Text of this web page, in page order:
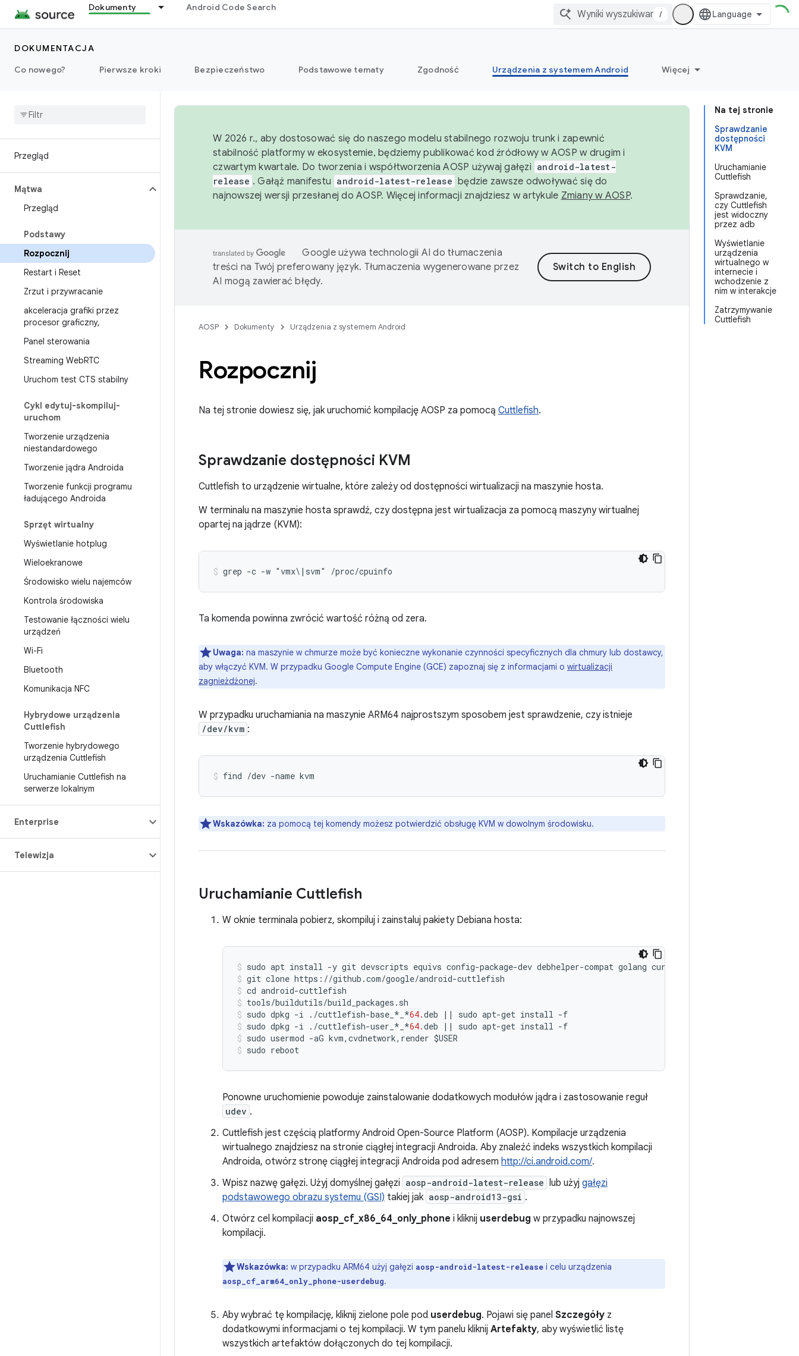
Dokumenty Android Code Search
/
DOKUMENTACJA
Co nowego?
Pierwsze kroki Bezpieczeństwo Podstawowe tematy Zgodność Urządzenia z systemem Android Więcej
Przegląd
Mątwa
Przegląd
Podstawy
Rozpocznij
Restart i Reset
Zrzut i przywracanie
akceleracja grafiki przez
procesor graficzny,
Panel sterowania
Streaming WebRTC
Uruchom test CTS stabilny
Cykl edytuj-skompiluj-
uruchom
Tworzenie urządzenia
niestandardowego
Tworzenie jądra Androida
Tworzenie funkcji programu
ładującego Androida
Sprzęt wirtualny
Wyświetlanie hotplug
Wieloekranowe
Środowisko wielu najemców
Kontrola środowiska
Testowanie łączności wielu
urządzeń
Wi-Fi
Bluetooth
Komunikacja NFC
Hybrydowe urządzenia
Cuttlefish
Tworzenie hybrydowego
urządzenia Cuttlefish
Uruchamianie Cuttlefish na
serwerze lokalnym
Enterprise
Telewizja
Na tej stronie
Sprawdzanie
dostępności
KVM
Uruchamianie
Cuttlefish
Sprawdzanie,
czy Cuttlefish
jest widoczny
przez adb
Wyświetlanie
urządzenia
wirtualnego w
internecie i
wchodzenie z
nim w interakcje
Zatrzymywanie
Cuttlefish
W 2026 r., aby dostosować się do naszego modelu stabilnego rozwoju trunk i zapewnić
stabilność platformy w ekosystemie, będziemy publikować kod źródłowy w AOSP w drugim i
czwartym kwartale. Do tworzenia i współtworzenia AOSP używaj gałęzi android-latest-
release . Gałąź manifestu android-latest-release będzie zawsze odwoływać się do
najnowszej wersji przesłanej do AOSP. Więcej informacji znajdziesz w artykule Zmiany w AOSP.
Google używa technologii AI do tłumaczenia
treści na Twój preferowany język. Tłumaczenia wygenerowane przez
AI mogą zawierać błędy.
AOSP Dokumenty Urządzenia z systemem Android
Rozpocznij
Na tej stronie dowiesz się, jak uruchomić kompilację AOSP za pomocą Cuttlefish.
Sprawdzanie dostępności KVM
Cuttlefish to urządzenie wirtualne, które zależy od dostępności wirtualizacji na maszynie hosta.
W terminalu na maszynie hosta sprawdź, czy dostępna jest wirtualizacja za pomocą maszyny wirtualnej
opartej na jądrze (KVM):
grep -c -w "vmx\|svm" /proc/cpuinfo
Ta komenda powinna zwrócić wartość różną od zera.
Uwaga: na maszynie w chmurze może być konieczne wykonanie czynności specyficznych dla chmury lub dostawcy,
aby włączyć KVM. W przypadku Google Compute Engine (GCE) zapoznaj się z informacjami o wirtualizacji
zagnieżdżonej.
W przypadku uruchamiania na maszynie ARM64 najprostszym sposobem jest sprawdzenie, czy istnieje
/dev/kvm :
find /dev -name kvm
Wskazówka: za pomocą tej komendy możesz potwierdzić obsługę KVM w dowolnym środowisku.
Uruchamianie Cuttlefish
W oknie terminala pobierz, skompiluj i zainstaluj pakiety Debiana hosta:
sudo apt install -y git devscripts equivs config-package-dev debhelper-compat golang curl
git clone https : //github .com/google/android-cuttlefish
cd android-cuttlefish
tools/buildutils/build_packages . sh
sudo dpkg -i ./cuttlefish-base_ * *64.deb || sudo apt-get install -f
sudo dpkg -i ./cuttlefish-user_ * *64.deb || sudo apt-get install -f
sudo usermod -aG kvm, cvdnetwork, render $USER
sudo reboot
Ponowne uruchomienie powoduje zainstalowanie dodatkowych modułów jądra i zastosowanie reguł
udev .
Cuttlefish jest częścią platformy Android Open-Source Platform (AOSP). Kompilacje urządzenia
wirtualnego znajdziesz na stronie ciągłej integracji Androida. Aby znaleźć indeks wszystkich kompilacji
Androida, otwórz stronę ciągłej integracji Androida pod adresem http://ci.android.com/.
Wpisz nazwę gałęzi. Użyj domyślnej gałęzi aosp-android-latest-release lub użyj gałęzi
podstawowego obrazu systemu (GSI) takiej jak aosp-android13-gsi .
Otwórz cel kompilacji aosp_cf_x86_64_only_phone i kliknij userdebug w przypadku najnowszej
kompilacji.
Wskazówka: w przypadku ARM64 użyj gałęzi aosp-android-latest-release i celu urządzenia
aosp_cf_arm64_only_phone-userdebug.
Aby wybrać tę kompilację, kliknij zielone pole pod userdebug. Pojawi się panel Szczegóły z
dodatkowymi informacjami o tej kompilacji. W tym panelu kliknij Artefakty, aby wyświetlić listę
wszystkich artefaktów dołączonych do tej kompilacji.